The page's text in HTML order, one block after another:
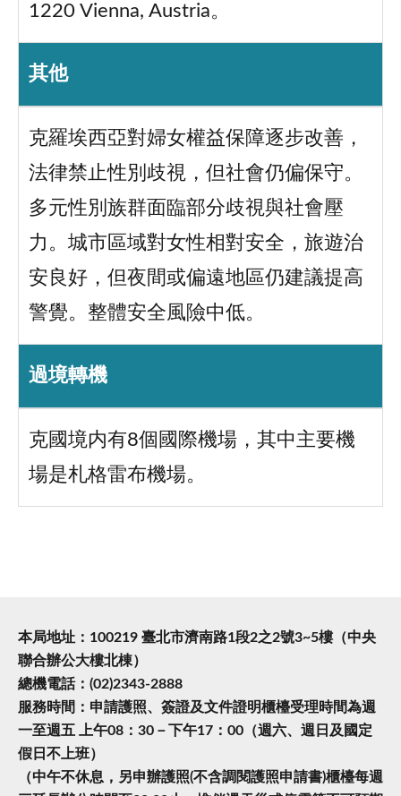
1220 Vienna, Austria。
其他
克羅埃西亞對婦女權益保障逐步改善，
法律禁止性別歧視，但社會仍偏保守。
多元性別族群面臨部分歧視與社會壓
力。城市區域對女性相對安全，旅遊治
安良好，但夜間或偏遠地區仍建議提高
警覺。整體安全風險中低。
過境轉機
克國境内有8個國際機場，其中主要機
場是札格雷布機場。
本局地址：100219 臺北市濟南路1段2之2號3~5樓（中央
聯合辦公大樓北棟）
總機電話：(02)2343-2888
服務時間：申請護照、簽證及文件證明櫃檯受理時間為週
一至週五 上午08：30－下午17：00（週六、週日及國定
假日不上班）
（中午不休息，另申辦護照(不含調閱護照申請書)櫃檯每週